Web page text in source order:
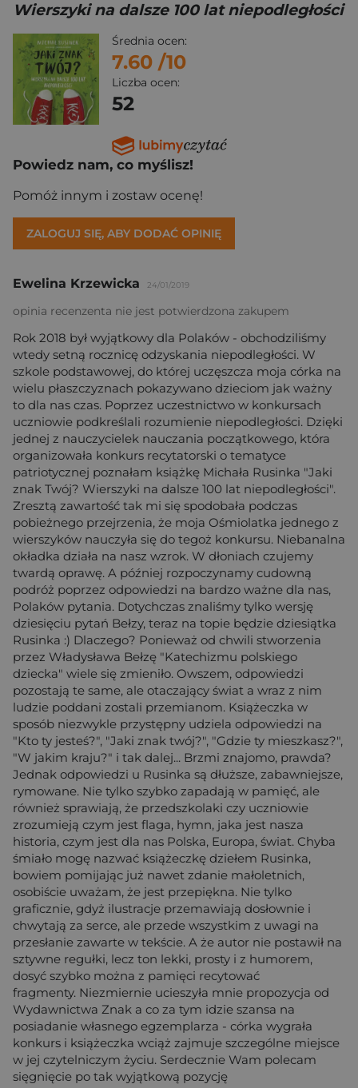
Wierszyki na dalsze 100 lat niepodległości
Średnia ocen:
7.60 /10
Liczba ocen:
52
Powiedz nam, co myślisz!
Pomóż innym i zostaw ocenę!
ZALOGUJ SIĘ, ABY DODAĆ OPINIĘ
Ewelina Krzewicka 24/01/2019
opinia recenzenta nie jest potwierdzona zakupem
Rok 2018 był wyjątkowy dla Polaków - obchodziliśmy
wtedy setną rocznicę odzyskania niepodległości. W
szkole podstawowej, do której uczęszcza moja córka na
wielu płaszczyznach pokazywano dzieciom jak ważny
to dla nas czas. Poprzez uczestnictwo w konkursach
uczniowie podkreślali rozumienie niepodległości. Dzięki
jednej z nauczycielek nauczania początkowego, która
organizowała konkurs recytatorski o tematyce
patriotycznej poznałam książkę Michała Rusinka "Jaki
znak Twój? Wierszyki na dalsze 100 lat niepodległości".
Zresztą zawartość tak mi się spodobała podczas
pobieżnego przejrzenia, że moja Ośmiolatka jednego z
wierszyków nauczyła się do tegoż konkursu. Niebanalna
okładka działa na nasz wzrok. W dłoniach czujemy
twardą oprawę. A później rozpoczynamy cudowną
podróż poprzez odpowiedzi na bardzo ważne dla nas,
Polaków pytania. Dotychczas znaliśmy tylko wersję
dziesięciu pytań Bełzy, teraz na topie będzie dziesiątka
Rusinka :) Dlaczego? Ponieważ od chwili stworzenia
przez Władysława Bełzę "Katechizmu polskiego
dziecka" wiele się zmieniło. Owszem, odpowiedzi
pozostają te same, ale otaczający świat a wraz z nim
ludzie poddani zostali przemianom. Książeczka w
sposób niezwykle przystępny udziela odpowiedzi na
"Kto ty jesteś?", "Jaki znak twój?", "Gdzie ty mieszkasz?",
"W jakim kraju?" i tak dalej... Brzmi znajomo, prawda?
Jednak odpowiedzi u Rusinka są dłuższe, zabawniejsze,
rymowane. Nie tylko szybko zapadają w pamięć, ale
również sprawiają, że przedszkolaki czy uczniowie
zrozumieją czym jest flaga, hymn, jaka jest nasza
historia, czym jest dla nas Polska, Europa, świat. Chyba
śmiało mogę nazwać książeczkę dziełem Rusinka,
bowiem pomijając już nawet zdanie małoletnich,
osobiście uważam, że jest przepiękna. Nie tylko
graficznie, gdyż ilustracje przemawiają dosłownie i
chwytają za serce, ale przede wszystkim z uwagi na
przesłanie zawarte w tekście. A że autor nie postawił na
sztywne regułki, lecz ton lekki, prosty i z humorem,
dosyć szybko można z pamięci recytować
fragmenty. Niezmiernie ucieszyła mnie propozycja od
Wydawnictwa Znak a co za tym idzie szansa na
posiadanie własnego egzemplarza - córka wygrała
konkurs i książeczka wciąż zajmuje szczególne miejsce
w jej czytelniczym życiu. Serdecznie Wam polecam
sięgnięcie po tak wyjątkową pozycję